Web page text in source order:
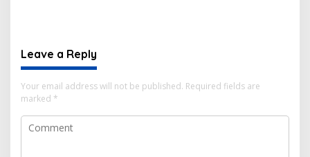
Leave a Reply
Your email address will not be published. Required fields are
marked *